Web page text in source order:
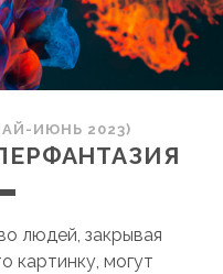
ИЮНЬ 2023)
людей, закрывая
картинку, могут